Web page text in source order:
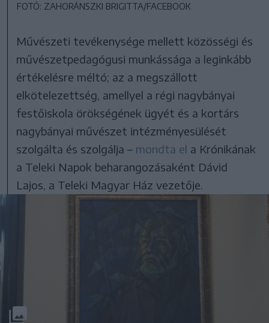
FOTÓ: ZAHORÁNSZKI BRIGITTA/FACEBOOK
Művészeti tevékenysége mellett közösségi és
művészetpedagógusi munkássága a leginkább
értékelésre méltó; az a megszállott
elkötelezettség, amellyel a régi nagybányai
festőiskola örökségének ügyét és a kortárs
nagybányai művészet intézményesülését
szolgálta és szolgálja – mondta el a Krónikának
a Teleki Napok beharangozásaként Dávid
Lajos, a Teleki Magyar Ház vezetője.